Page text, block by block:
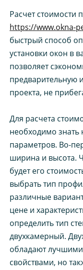
Расчет стоимости
https://www.okna-
быстрый способ
установки окон в
позволяет
предварительную
проекта, не
Для расчета
необходимо знать
параметров. Во-
ширина и высота.
будет его
выбрать тип
различные
цене и
определить тип
двухкамерный.
обладают
свойствами, но